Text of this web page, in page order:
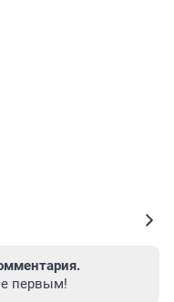
первым!